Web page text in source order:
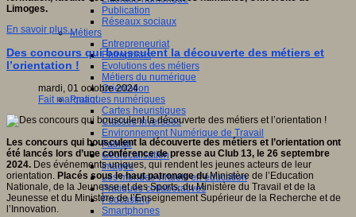
Publication
Réseaux sociaux
Métiers
Entrepreneuriat
Entreprises
Evolutions des métiers
Métiers du numérique
Orientation
Pratiques numériques
Cartes heuristiques
Classes inversées
Environnement Numérique de Travail
Fablab
Géolocalisation
Images
Les mondes virtuels en éducation
Pratiques collaboratives
Podcasting
Smartphones
Limoges.
En savoir plus...
Des concours qui bousculent la découverte des métiers et
l’orientation !
mardi, 01 octobre 2024
Fait marquant
Les concours qui bousculent la découverte des métiers et l’orientation ont
été lancés lors d’une conférence de presse au Club 13, le 26 septembre
2024. Des événements uniques, qui rendent les jeunes acteurs de leur
orientation. Placés sous le haut patronage duMinistère de l’Education
Nationale, de la Jeunesse et des Sports, du Ministère du Travail et de la
Jeunesse et du Ministère de l’Enseignement Supérieur de la Recherche et de
l’Innovation.